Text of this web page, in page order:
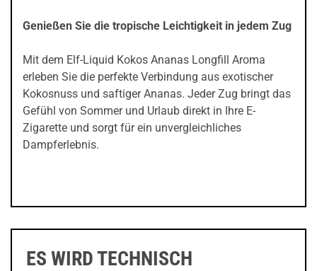
Genießen Sie die tropische Leichtigkeit in jedem Zug
Mit dem Elf-Liquid Kokos Ananas Longfill Aroma
erleben Sie die perfekte Verbindung aus exotischer
Kokosnuss und saftiger Ananas. Jeder Zug bringt das
Gefühl von Sommer und Urlaub direkt in Ihre E-
Zigarette und sorgt für ein unvergleichliches
Dampferlebnis.
ES WIRD TECHNISCH